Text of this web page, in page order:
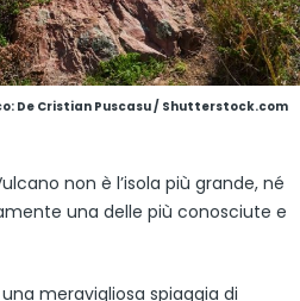
De Cristian Puscasu / Shutterstock.com
non è l’isola più grande, né
una delle più conosciute e
meravigliosa spiaggia di